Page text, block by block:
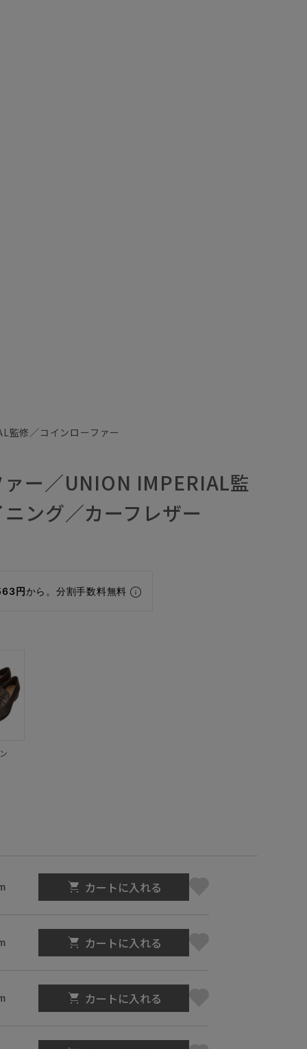
監修／コインローファー
ァー／UNION IMPERIAL監
ング／カーフレザー
円から。分割手数料無料
カートに入れる
カートに入れる
カートに入れる